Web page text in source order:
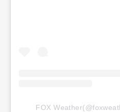
FOX